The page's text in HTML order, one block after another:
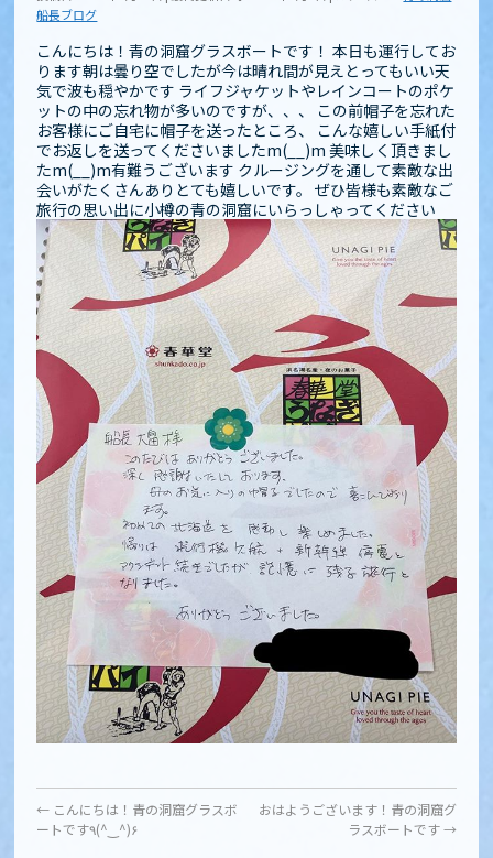
船長ブログ
こんにちは！青の洞窟グラスボートです！ 本日も運行してお
ります朝は曇り空でしたが今は晴れ間が見えとってもいい天
気で波も穏やかです️ ライフジャケットやレインコートのポケ
ットの中の忘れ物が多いのですが、、、 この前帽子を忘れた
お客様にご自宅に帽子を送ったところ、 こんな嬉しい手紙付
でお返しを送ってくださいましたm(__)m 美味しく頂きまし
たm(__)m有難うございます クルージングを通して素敵な出
会いがたくさんありとても嬉しいです️️。 ぜひ皆様も素敵なご
旅行の思い出に小樽の青の洞窟にいらっしゃってください
← こんにちは！青の洞窟グラスボ
ートです٩(^‿^)۶
おはようございます！青の洞窟グ
ラスボートです→